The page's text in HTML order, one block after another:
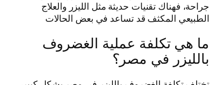
جراحة، فهناك تقنيات حديثة مثل الليزر والعلاج
الطبيعي المكثف قد تساعد في بعض الحالات
ما هي تكلفة عملية الغضروف
بالليزر في مصر؟